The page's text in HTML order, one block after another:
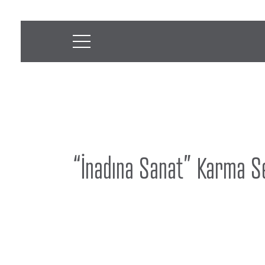
“İnadına Sanat” Karma